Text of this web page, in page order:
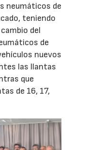
neumáticos de
teniendo
del
de
nuevos
las llantas
que
de 16, 17,